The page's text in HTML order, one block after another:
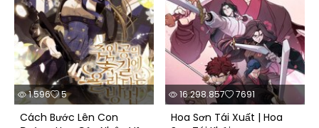
1.596 5
Cách Bước Lên Con
16.298.857 7691
Hoa Sơn Tái Xuất | Hoa